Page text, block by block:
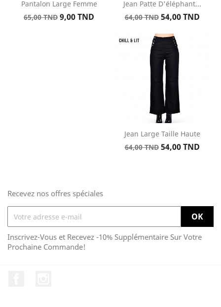
Pantalon Large Femme
Prix
65,00 TND Prix
9,00 TND
Jean Patte D'éléphant...
Prix
base
64,00 TND Prix
54,00 TND
Jean Large Taille Haute
Prix
64,00 TND Prix
54,00 TND
Recevez nos offres spéciales
Inscrivez-Vous et Recevez -10% Supplémentaire Sur Votre
Prochaine Commande!